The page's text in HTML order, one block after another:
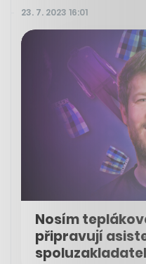
23. 7. 2023 16:01
Nosím
připravují